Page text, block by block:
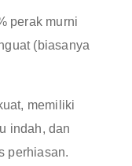
perak murni
(biasanya
memiliki
indah, dan
perhiasan.